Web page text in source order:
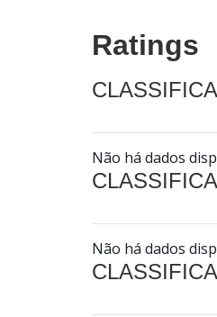
Ratings
Não há dados
Não há dados